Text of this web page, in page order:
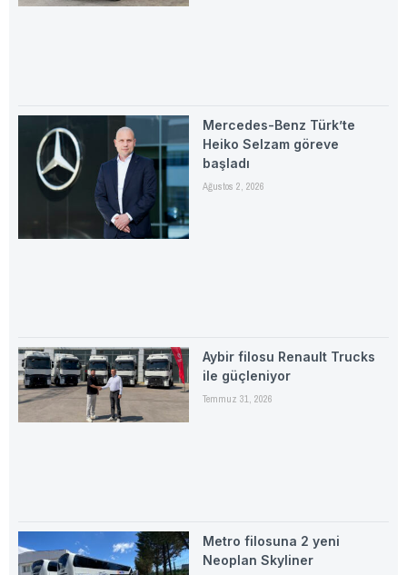
Mercedes-Benz Türk’te
Heiko Selzam göreve
başladı
Ağustos 2, 2026
Aybir filosu Renault Trucks
ile güçleniyor
Temmuz 31, 2026
Metro filosuna 2 yeni
Neoplan Skyliner